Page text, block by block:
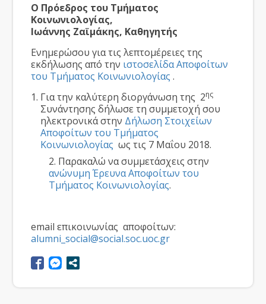
Ο Πρόεδρος του Τμήματος
Κοινωνιολογίας,
Ιωάννης Ζαϊμάκης, Καθηγητής
Ενημερώσου για τις λεπτομέρειες της
εκδήλωσης από την ιστοσελίδα Αποφοίτων
του Τμήματος Κοινωνιολογίας .
Για την καλύτερη διοργάνωση της 2ης
Συνάντησης δήλωσε τη συμμετοχή σου
ηλεκτρονικά στην Δήλωση Στοιχείων
Αποφοίτων του Τμήματος
Κοινωνιολογίας ως τις 7 Μαΐου 2018.
2. Παρακαλώ να συμμετάσχεις στην
ανώνυμη Έρευνα Αποφοίτων του
Τμήματος Κοινωνιολογίας.
email επικοινωνίας αποφοίτων:
alumni_social@social.soc.uoc.gr